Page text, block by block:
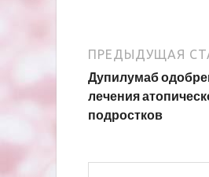
ПРЕДЫДУЩАЯ
Дупилумаб
лечения
подростков